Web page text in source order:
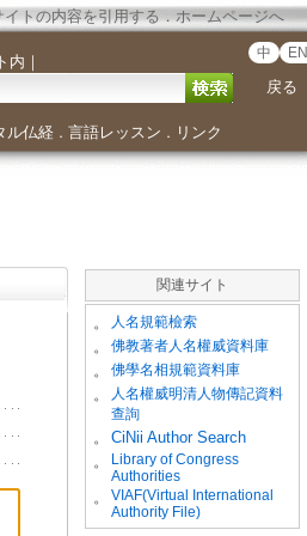
イトの内容を引用する．ホームページへ
内 ｜ 中 EN
戻る
ル仏経． 言語レッスン ． リンク
関連サイト
。 人名規範檢索
。 佛教著者人名權威資料庫
。 佛學名相規範資料庫
。
人名權威明清人物傳記資料
查詢
。
CiNii Author Search
。
Library of Congress
Authorities
。
VIAF(Virtual International
Authority File)